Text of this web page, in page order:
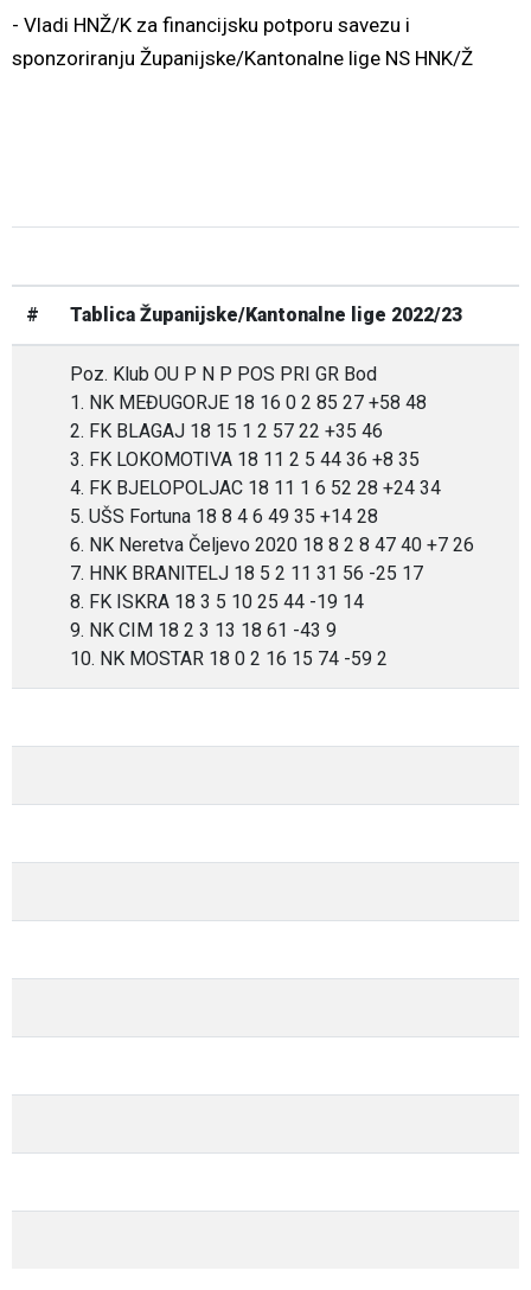
- Vladi HNŽ/K za financijsku potporu savezu i
sponzoriranju Županijske/Kantonalne lige NS HNK/Ž
# Tablica Županijske/Kantonalne lige 2022/23
Poz. Klub OU P N P POS PRI GR Bod
1. NK MEĐUGORJE 18 16 0 2 85 27 +58 48
2. FK BLAGAJ 18 15 1 2 57 22 +35 46
3. FK LOKOMOTIVA 18 11 2 5 44 36 +8 35
4. FK BJELOPOLJAC 18 11 1 6 52 28 +24 34
5. UŠS Fortuna 18 8 4 6 49 35 +14 28
6. NK Neretva Čeljevo 2020 18 8 2 8 47 40 +7 26
7. HNK BRANITELJ 18 5 2 11 31 56 -25 17
8. FK ISKRA 18 3 5 10 25 44 -19 14
9. NK CIM 18 2 3 13 18 61 -43 9
10. NK MOSTAR 18 0 2 16 15 74 -59 2